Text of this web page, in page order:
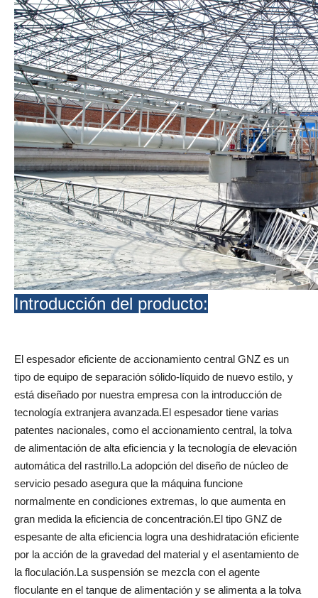
Introducción del producto:
El espesador eficiente de accionamiento central GNZ es un
tipo de equipo de separación sólido-líquido de nuevo estilo, y
está diseñado por nuestra empresa con la introducción de
tecnología extranjera avanzada.El espesador tiene varias
patentes nacionales, como el accionamiento central, la tolva
de alimentación de alta eficiencia y la tecnología de elevación
automática del rastrillo.La adopción del diseño de núcleo de
servicio pesado asegura que la máquina funcione
normalmente en condiciones extremas, lo que aumenta en
gran medida la eficiencia de concentración.El tipo GNZ de
espesante de alta eficiencia logra una deshidratación eficiente
por la acción de la gravedad del material y el asentamiento de
la floculación.La suspensión se mezcla con el agente
floculante en el tanque de alimentación y se alimenta a la tolva